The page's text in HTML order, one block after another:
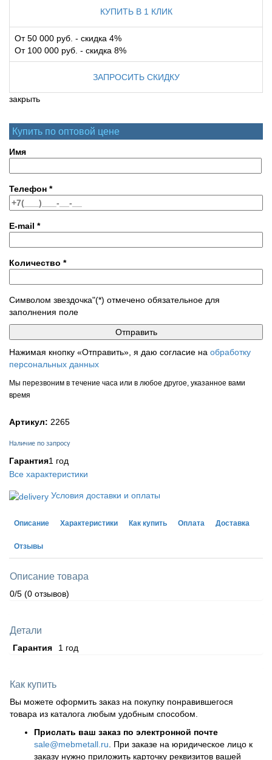
КУПИТЬ В 1 КЛИК
От 50 000 руб. - скидка 4%
От 100 000 руб. - скидка 8%
ЗАПРОСИТЬ СКИДКУ
закрыть
Купить по оптовой цене
Имя
Телефон *
E-mail *
Количество *
Символом звездочка"(*) отмечено обязательное для
заполнения поле
Нажимая кнопку «Отправить», я даю согласие на обработку
персональных данных
Мы перезвоним в течение часа или в любое другое, указанное вами
время
Артикул: 2265
Наличие по запросу
Гарантия1 год
Все характеристики
Условия доставки и оплаты
Описание Характеристики Как купить Оплата Доставка
Отзывы
Описание товара
0/5 (0 отзывов)
Детали
Гарантия 1 год
Как купить
Вы можете оформить заказ на покупку понравившегося
товара из каталога любым удобным способом.
Прислать ваш заказ по электронной почте
sale@mebmetall.ru . При заказе на юридическое лицо к
заказу нужно приложить карточку реквизитов вашей